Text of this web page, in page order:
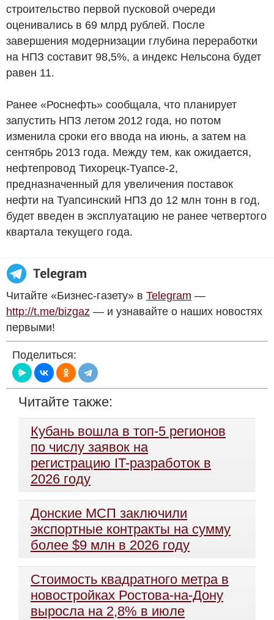
строительство первой пусковой очереди
оценивались в 69 млрд рублей. После
завершения модернизации глубина переработки
на НПЗ составит 98,5%, а индекс Нельсона будет
равен 11.
Ранее «Роснефть» сообщала, что планирует
запустить НПЗ летом 2012 года, но потом
изменила сроки его ввода на июнь, а затем на
сентябрь 2013 года. Между тем, как ожидается,
нефтепровод Тихорецк-Туапсе-2,
предназначенный для увеличения поставок
нефти на Туапсинский НПЗ до 12 млн тонн в год,
будет введен в эксплуатацию не ранее четвертого
квартала текущего года.
Читайте «Бизнес-газету» в Telegram —
http://t.me/bizgaz — и узнавайте о наших новостях
первыми!
Поделиться:
Читайте также:
Кубань вошла в топ-5 регионов
по числу заявок на
регистрацию IT-разработок в
2026 году
Донские МСП заключили
экспортные контракты на сумму
более $9 млн в 2026 году
Стоимость квадратного метра в
новостройках Ростова-на-Дону
выросла на 2,8% в июле